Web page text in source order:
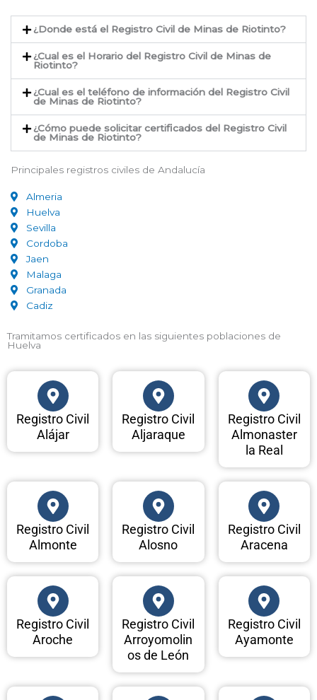
¿Donde está el Registro Civil de Minas de Riotinto​?
¿Cual es el Horario del Registro Civil de Minas de
Riotinto?
¿Cual es el teléfono de información del Registro Civil
de Minas de Riotinto​?
¿Cómo puede solicitar certificados del Registro Civil
de Minas de Riotinto​?
Principales registros civiles de Andalucía
Almeria
Huelva
Sevilla
Cordoba
Jaen
Malaga
Granada
Cadiz
Tramitamos certificados en las siguientes poblaciones de
Huelva​
Registro Civil
Alájar
Registro Civil
Aljaraque
Registro Civil
Almonaster
la Real
Registro Civil
Almonte
Registro Civil
Alosno
Registro Civil
Aracena
Registro Civil
Aroche
Registro Civil
Arroyomolin
os de León
Registro Civil
Ayamonte